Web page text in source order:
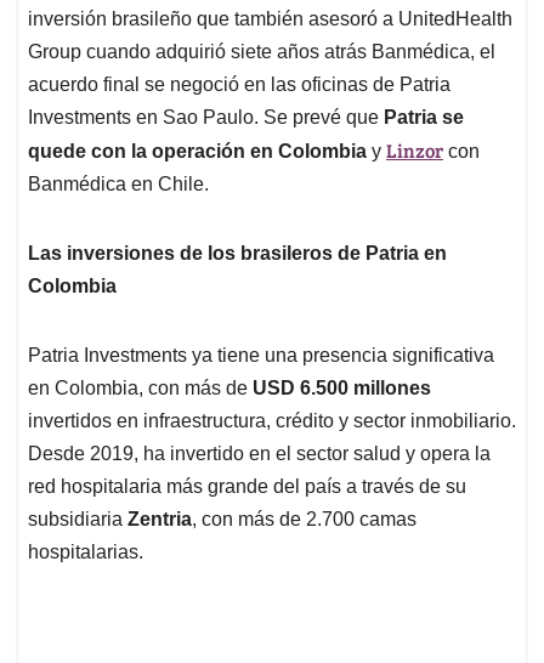
inversión brasileño que también asesoró a UnitedHealth
Group cuando adquirió siete años atrás Banmédica, el
acuerdo final se negoció en las oficinas de Patria
Investments en Sao Paulo. Se prevé que Patria se
quede con la operación en Colombia y Linzor con
Banmédica en Chile.
Las inversiones de los brasileros de Patria en
Colombia
Patria Investments ya tiene una presencia significativa
en Colombia, con más de USD 6.500 millones
invertidos en infraestructura, crédito y sector inmobiliario.
Desde 2019, ha invertido en el sector salud y opera la
red hospitalaria más grande del país a través de su
subsidiaria Zentria, con más de 2.700 camas
hospitalarias.